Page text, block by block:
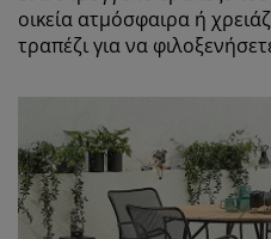
οικεία ατμόσφαιρα ή
τραπέζι για να